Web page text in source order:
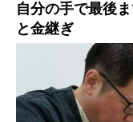
自分の手で最後
と金継ぎ